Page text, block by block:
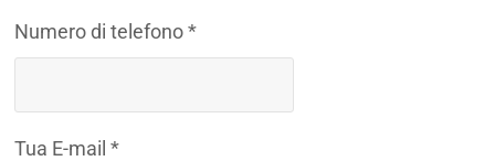
Numero di telefono *
Tua E-mail *